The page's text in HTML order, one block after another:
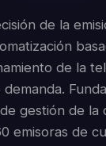
de la
de la
gestión de la
emisoras de